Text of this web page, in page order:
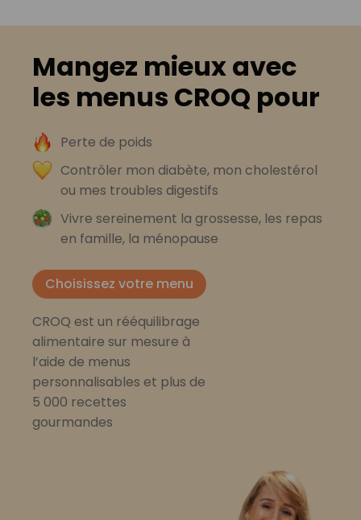
Mangez mieux avec
les menus CROQ pour
Perte de poids
Contrôler mon diabète, mon cholestérol
ou mes troubles digestifs
Vivre sereinement la grossesse, les repas
en famille, la ménopause
Choisissez votre menu
CROQ est un rééquilibrage
alimentaire sur mesure à
l’aide de menus
personnalisables et plus de
5 000 recettes
gourmandes